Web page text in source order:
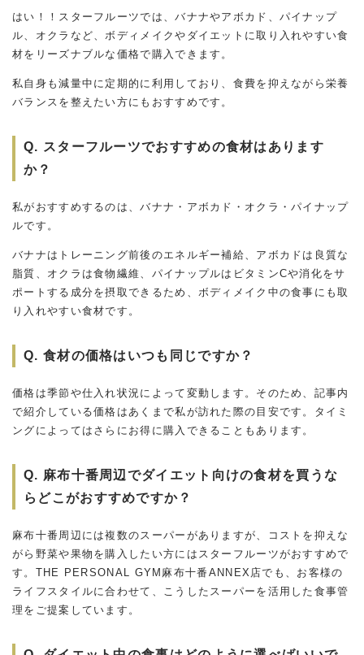
はい！！スターフルーツでは、バナナやアボカド、パイナップ
ル、オクラなど、ボディメイクやダイエットに取り入れやすい食
材をリーズナブルな価格で購入できます。
私自身も減量中に定期的に利用しており、食費を抑えながら栄養
バランスを整えたい方にもおすすめです。
Q. スターフルーツでおすすめの食材はあります
か？
私がおすすめするのは、バナナ・アボカド・オクラ・パイナップ
ルです。
バナナはトレーニング前後のエネルギー補給、アボカドは良質な
脂質、オクラは食物繊維、パイナップルはビタミンCや消化をサ
ポートする成分を摂取できるため、ボディメイク中の食事にも取
り入れやすい食材です。
Q. 食材の価格はいつも同じですか？
価格は季節や仕入れ状況によって変動します。そのため、記事内
で紹介している価格はあくまで私が訪れた際の目安です。タイミ
ングによってはさらにお得に購入できることもあります。
Q. 麻布十番周辺でダイエット向けの食材を買うな
らどこがおすすめですか？
麻布十番周辺には複数のスーパーがありますが、コストを抑えな
がら野菜や果物を購入したい方にはスターフルーツがおすすめで
す。THE PERSONAL GYM麻布十番ANNEX店でも、お客様の
ライフスタイルに合わせて、こうしたスーパーを活用した食事管
理をご提案しています。